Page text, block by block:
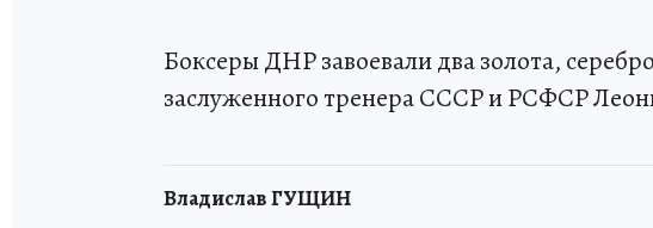
Боксеры ДНР завоевали два золота,
заслуженного тренера СССР и РСФСР
Владислав ГУЩИН